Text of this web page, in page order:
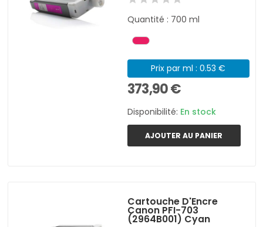
Quantité : 700 ml
Prix par ml : 0.53 €
373,90 €
Disponibilité: En stock
AJOUTER AU PANIER
Cartouche D'Encre
Canon PFI-703
(2964B001) Cyan